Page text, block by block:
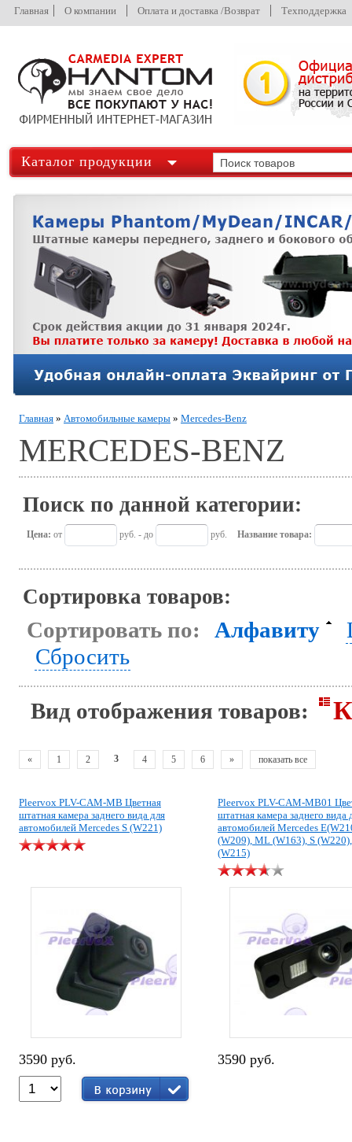
Главная О компании Оплата и доставка /Возврат Техподдержка
Каталог продукции
Главная » Автомобильные камеры » Mercedes-Benz
MERCEDES-BENZ
Поиск по данной категории:
Цена: от руб. - до руб. Название товара:
Сортировка товаров:
Сортировать по: Алфавиту
Сбросить
Вид отображения товаров:
« 1 2 3 4 5 6 » показать все
Pleervox PLV-CAM-MB Цветная
штатная камера заднего вида для
автомобилей Mercedes S (W221)
3590 руб.
Pleervox PLV-CAM-MB01
штатная камера заднего вида
автомобилей Mercedes
(W209), ML (W163), S
(W215)
3590 руб.